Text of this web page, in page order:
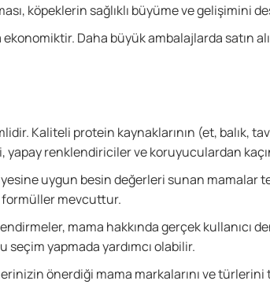
köpeklerin sağlıklı büyüme ve gelişimini
Daha büyük ambalajlarda satın
Kaliteli protein kaynaklarının (et, balık,
renklendiriciler ve koruyuculardan
uygun besin değerleri sunan mamalar
formüller mevcuttur.
mama hakkında gerçek kullanıcı
yapmada yardımcı olabilir.
önerdiği mama markalarını ve